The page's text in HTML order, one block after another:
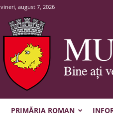
vineri, august 7, 2026
PRIMĂRIA ROMAN